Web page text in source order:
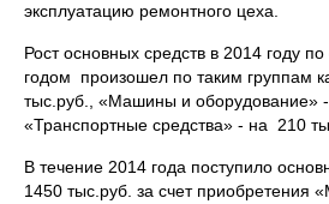
эксплуатацию ремонтного цеха.
Рост основных средств в 2014 году
годом произошел по таким группам
тыс.руб., «Машины и оборудование» -
«Транспортные средства» - на 210
В течение 2014 года поступило
1450 тыс.руб. за счет приобретения